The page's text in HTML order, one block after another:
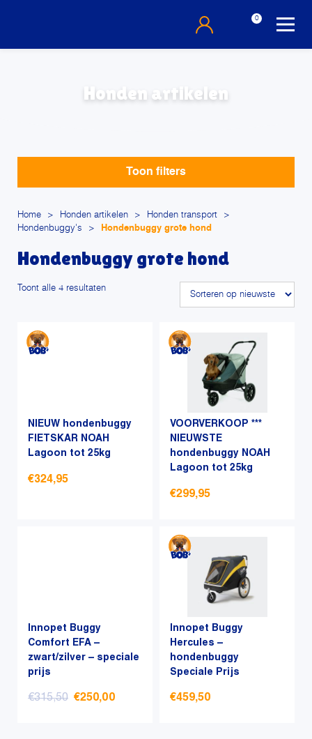
0
Honden artikelen
Toon filters
Home > Honden artikelen > Honden transport
>
Hondenbuggy's
> Hondenbuggy grote hond
Hondenbuggy grote hond
Toont alle 4 resultatenGesorteerd
NIEUW hondenbuggy
FIETSKAR NOAH
Lagoon tot 25kg
€324,95
VOORVERKOOP ***
NIEUWSTE
hondenbuggy NOAH
Lagoon tot 25kg
€299,95
Innopet Buggy
Comfort EFA –
zwart/zilver – speciale
prijs
€315,50 Oorspronkelijke
€250,00Huidige
Innopet Buggy
Hercules –
hondenbuggy
Speciale Prijs
€459,50